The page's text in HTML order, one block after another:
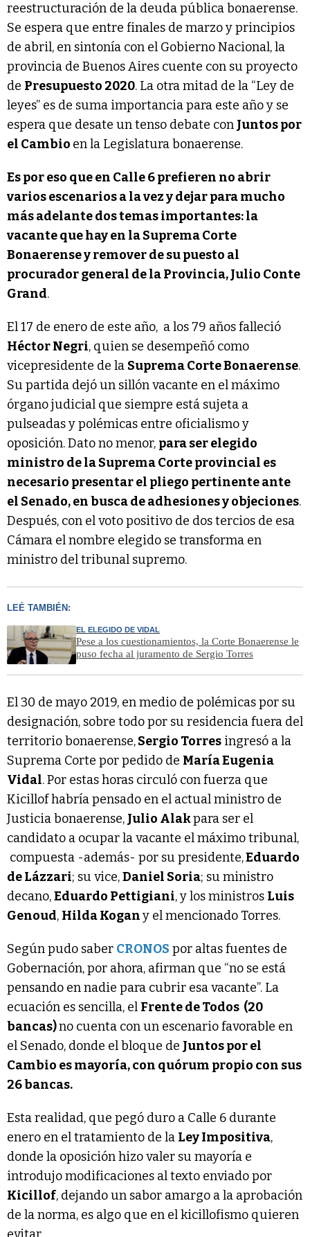
reestructuración de la deuda pública bonaerense.
Se espera que entre finales de marzo y principios
de abril, en sintonía con el Gobierno Nacional, la
provincia de Buenos Aires cuente con su proyecto
de Presupuesto 2020. La otra mitad de la “Ley de
leyes” es de suma importancia para este año y se
espera que desate un tenso debate con Juntos por
el Cambio en la Legislatura bonaerense.
Es por eso que en Calle 6 prefieren no abrir
varios escenarios a la vez y dejar para mucho
más adelante dos temas importantes: la
vacante que hay en la Suprema Corte
Bonaerense y remover de su puesto al
procurador general de la Provincia, Julio Conte
Grand.
El 17 de enero de este año, a los 79 años falleció
Héctor Negri, quien se desempeñó como
vicepresidente de la Suprema Corte Bonaerense.
Su partida dejó un sillón vacante en el máximo
órgano judicial que siempre está sujeta a
pulseadas y polémicas entre oficialismo y
oposición. Dato no menor, para ser elegido
ministro de la Suprema Corte provincial es
necesario presentar el pliego pertinente ante
el Senado, en busca de adhesiones y objeciones.
Después, con el voto positivo de dos tercios de esa
Cámara el nombre elegido se transforma en
ministro del tribunal supremo.
LEÉ TAMBIÉN:
EL ELEGIDO DE VIDAL
Pese a los cuestionamientos, la Corte Bonaerense le
puso fecha al juramento de Sergio Torres
El 30 de mayo 2019, en medio de polémicas por su
designación, sobre todo por su residencia fuera del
territorio bonaerense,Sergio Torres ingresó a la
Suprema Corte por pedido de María Eugenia
Vidal. Por estas horas circuló con fuerza que
Kicillof habría pensado en el actual ministro de
Justicia bonaerense, Julio Alakpara ser el
candidato a ocupar la vacante el máximo tribunal,
compuesta -además- por su presidente,Eduardo
de Lázzari; su vice,Daniel Soria; su ministro
decano,Eduardo Pettigiani, y los ministros Luis
Genoud, Hilda Kogany el mencionado Torres.
Según pudo saber CRONOS por altas fuentes de
Gobernación, por ahora, afirman que “no se está
pensando en nadie para cubrir esa vacante”. La
ecuación es sencilla, el Frente de Todos (20
bancas)no cuenta con un escenario favorable en
el Senado, donde el bloque de Juntos por el
Cambio es mayoría, con quórum propio con sus
26 bancas.
Esta realidad, que pegó duro a Calle 6 durante
enero en el tratamiento de la Ley Impositiva,
donde la oposición hizo valer su mayoría e
introdujo modificaciones al texto enviado por
Kicillof, dejando un sabor amargo a la aprobación
de la norma, es algo que en el kicillofismo quieren